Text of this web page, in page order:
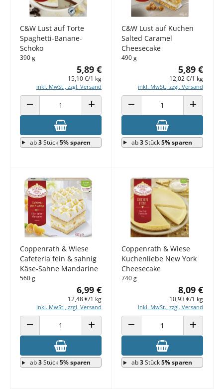
C&W Lust auf Torte
Spaghetti-Banane-
Schoko
390 g
5,89 €
15,10 €/1 kg
inkl. MwSt., zzgl. Versand
ANZAHL VERRINGERN ANZAHL ERHÖHEN
ab3Stück5% sparen
C&W Lust auf Kuchen
Salted Caramel
Cheesecake
490 g
5,89 €
12,02 €/1 kg
inkl. MwSt., zzgl. Versand
ANZAHL VERRINGERN ANZAHL
ab3Stück5% sparen
Coppenrath & Wiese
Cafeteria fein & sahnig
Käse-Sahne Mandarine
560 g
6,99 €
12,48 €/1 kg
inkl. MwSt., zzgl. Versand
ANZAHL VERRINGERN ANZAHL ERHÖHEN
ab3Stück5% sparen
Coppenrath & Wiese
Kuchenliebe New York
Cheesecake
740 g
8,09 €
10,93 €/1 kg
inkl. MwSt., zzgl. Versand
ANZAHL VERRINGERN ANZAHL
ab3Stück5% sparen